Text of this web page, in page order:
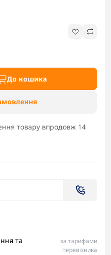
До кошика
товару впродовж 14
та
за тарифами
перевізника